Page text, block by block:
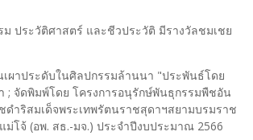
ประวัติศาสตร์ และชีวประวัติ มีรางวัลชมเชย
เผาประดับในศิลปกรรมล้านนา "ประพันธ์โดย
; จัดพิมพ์โดย โครงการอนุรักษ์พันธุกรรมพืชอัน
ดำริสมเด็จพระเทพรัตนราชสุดาฯสยามบรมราช
ม่โจ้ (อพ. สธ.-มจ.) ประจำปีงบประมาณ 2566